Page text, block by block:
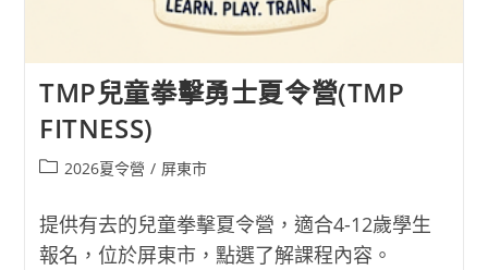
TMP兒童拳擊勇士夏令營(TMP
FITNESS)
Post2026夏令營 / 屏東市
提供有去的兒童拳擊夏令營，適合4-12歲學生
報名，位於屏東市，點選了解課程內容。